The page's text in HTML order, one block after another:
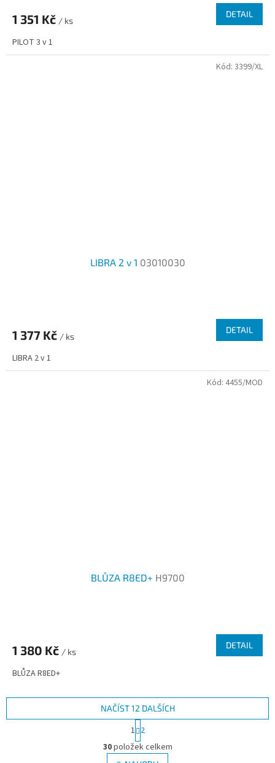
1 351 Kč / ks
DETAIL
PILOT 3 v 1
LIBRA 2 v 1 03010030
1 377 Kč / ks
DETAIL
LIBRA 2 v 1
Kód: 3399/XL
BLŮZA R8ED+ H9700
1 380 Kč / ks
DETAIL
BLŮZA R8ED+
Kód: 4455/MOD
O
v
NAČÍST 12 DALŠÍCH
t
r
á
1 2
30položek celkem